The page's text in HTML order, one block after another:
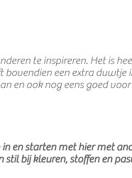
te inspireren. Het is
een extra
en ook nog eens goed
en starten met hier met
bij kleuren, stoffen en